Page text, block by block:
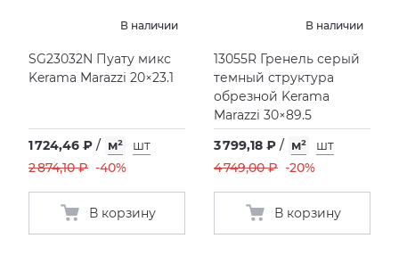
KERAMA MARAZZI
L’ANTIC COLONIAL
ШКАФЫ И ПЕНАЛЫ
ДУШЕВЫЕ ОГРАЖДЕНИЯ
ИНСТАЛЛЯЦИИ И КЛАВИШИ СМЫВА
ПЛАСТИНЫ ИЗ ИСКУССТВЕННОГО КАМНЯ
ПОДДОНЫ
ПРОФИЛИ И ПЛИНТУСЫ
РЕМОНТНЫЕ СОСТАВЫ ДЛЯ БЕТОНА
В наличии
SG23032N Пуату микс
Kerama Marazzi 20×23.1
1 724,46 ₽ / м²
шт
2 874,10 ₽ -40%
В корзину
В наличии
13055R Гренель серый
темный структура
обрезной Kerama
Marazzi 30×89.5
3 799,18 ₽ / м²
шт
4 749,00 ₽ -20%
В корзину